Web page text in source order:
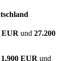
EUR und 27.200
1.900 EUR und